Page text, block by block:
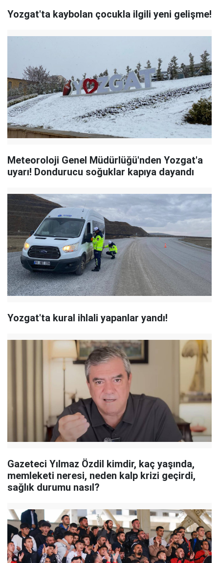
Yozgat'ta kaybolan çocukla ilgili yeni gelişme!
Meteoroloji Genel Müdürlüğü'nden Yozgat'a
uyarı! Dondurucu soğuklar kapıya dayandı
Yozgat'ta kural ihlali yapanlar yandı!
Gazeteci Yılmaz Özdil kimdir, kaç yaşında,
memleketi neresi, neden kalp krizi geçirdi,
sağlık durumu nasıl?